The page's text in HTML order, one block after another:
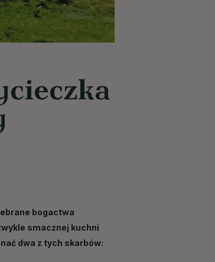
bogactwa
smacznej kuchni
dwa z tych skarbów: